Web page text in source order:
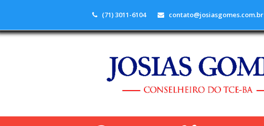
(71) 3011-6104 contato@josiasgomes.com.br